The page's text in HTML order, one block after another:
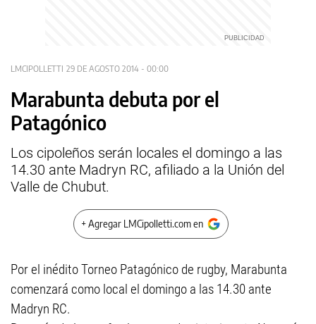
LMCIPOLLETTI 29 DE AGOSTO 2014 - 00:00
Marabunta debuta por el
Patagónico
Los cipoleños serán locales el domingo a las
14.30 ante Madryn RC, afiliado a la Unión del
Valle de Chubut.
+ Agregar LMCipolletti.com en
Por el inédito Torneo Patagónico de rugby, Marabunta
comenzará como local el domingo a las 14.30 ante
Madryn RC.